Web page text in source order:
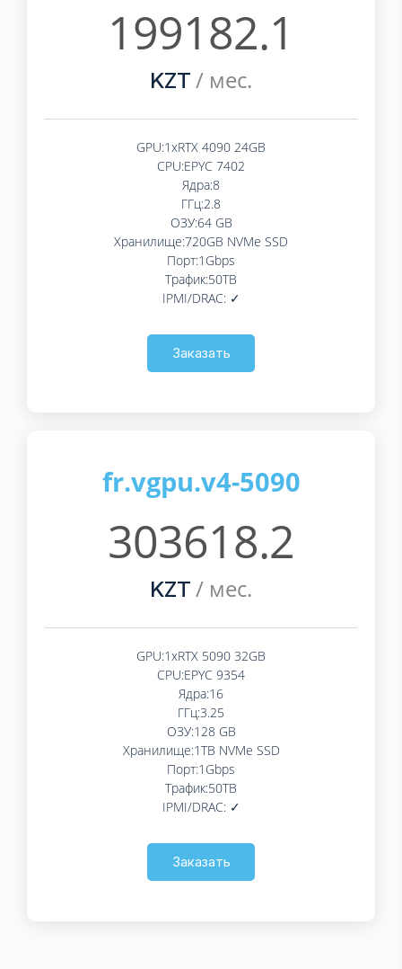
199182.1
KZT / мес.
GPU:1xRTX 4090 24GB
CPU:EPYC 7402
Ядра:8
ГГц:2.8
ОЗУ:64 GB
Хранилище:720GB NVMe SSD
Порт:1Gbps
Трафик:50TB
IPMI/DRAC: ✓
Заказать
fr.vgpu.v4-5090
303618.2
KZT / мес.
GPU:1xRTX 5090 32GB
CPU:EPYC 9354
Ядра:16
ГГц:3.25
ОЗУ:128 GB
Хранилище:1TB NVMe SSD
Порт:1Gbps
Трафик:50TB
IPMI/DRAC: ✓
Заказать